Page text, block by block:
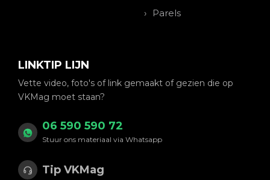
Parels
LINKTIP LIJN
Vette video, foto's of link gemaakt of gezien die op
VKMag moet staan?
06 590 590 72
Stuur ons materiaal via Whatsapp
Tip VKMag